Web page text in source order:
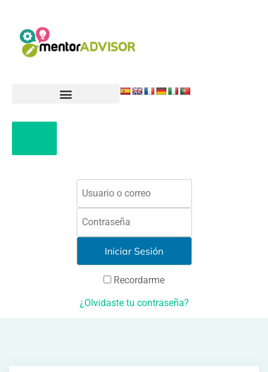
Recordarme
¿Olvidaste tu contraseña?